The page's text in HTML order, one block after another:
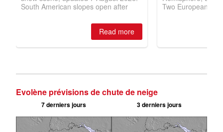
Evolène prévisions de chute de neige
7 derniers jours 3 derniers jours